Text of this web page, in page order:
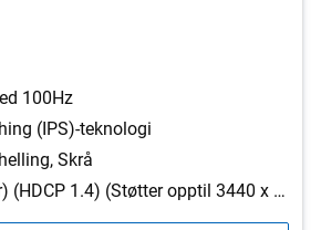
100Hz
(IPS)-teknologi
Skrå
1 HDMI-port(er) (HDCP 1.4) (Støtter opptil 3440 x 1440 som spesifisert i HDMI 2.1 (TMDS)), 1 DisplayPort 1.4 (HDCP 1.4) port(er), 2 USB Type-A 5 Gbps nedstrømsport(er), 1 USB Type-B 5 Gbps oppstrømsport(er), 1 USB-C 5 Gbps oppstrømsport(er) (DisplayPort 1.4 Alt Mode, strømforsyning opptil 90 W), 1 RJ45 Ethernet-port(er), 1 GbE, 1 USB Type-A 5 Gbps nedstrømsport(er) med batterilading 1.2, 1 USB-C 5 Gbps nedstrømsport(er), strømforsyning opptil 15 W